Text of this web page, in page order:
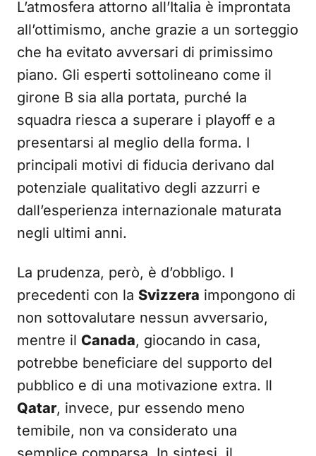
L’atmosfera attorno all’Italia è improntata
all’ottimismo, anche grazie a un sorteggio
che ha evitato avversari di primissimo
piano. Gli esperti sottolineano come il
girone B sia alla portata, purché la
squadra riesca a superare i playoff e a
presentarsi al meglio della forma. I
principali motivi di fiducia derivano dal
potenziale qualitativo degli azzurri e
dall’esperienza internazionale maturata
negli ultimi anni.
La prudenza, però, è d’obbligo. I
precedenti con la Svizzera impongono di
non sottovalutare nessun avversario,
mentre il Canada, giocando in casa,
potrebbe beneficiare del supporto del
pubblico e di una motivazione extra. Il
Qatar, invece, pur essendo meno
temibile, non va considerato una